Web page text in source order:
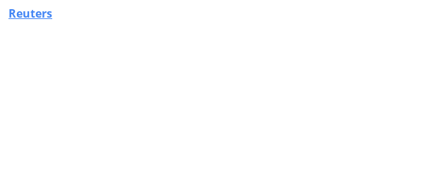
Reuters